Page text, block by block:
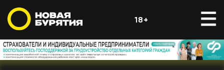
18+